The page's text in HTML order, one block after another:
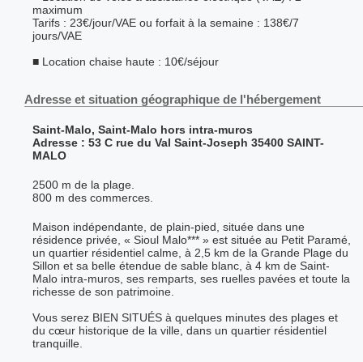
maximum
Tarifs : 23€/jour/VAE ou forfait à la semaine : 138€/7
jours/VAE
■ Location chaise haute : 10€/séjour
Adresse et situation géographique de l'hébergement
Saint-Malo, Saint-Malo hors intra-muros
Adresse : 53 C rue du Val Saint-Joseph 35400 SAINT-
MALO
2500 m de la plage.
800 m des commerces.
Maison indépendante, de plain-pied, située dans une
résidence privée, « Sioul Malo*** » est située au Petit Paramé,
un quartier résidentiel calme, à 2,5 km de la Grande Plage du
Sillon et sa belle étendue de sable blanc, à 4 km de Saint-
Malo intra-muros, ses remparts, ses ruelles pavées et toute la
richesse de son patrimoine.
Vous serez BIEN SITUÉS à quelques minutes des plages et
du cœur historique de la ville, dans un quartier résidentiel
tranquille.